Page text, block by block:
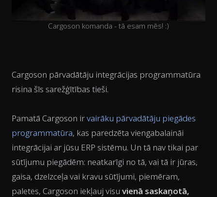
Cargoson komanda - tā esam mēs! :)
Cargoson pārvadātāju integrācijas programmatūra
risina šīs sarežģītības tieši.
Pamatā Cargoson irvairāku pārvadātāju piegādes
programmatūra, kas paredzēta viengabalaināi
integrācijai ar jūsu ERP sistēmu. Un tā nav tikai par
sūtījumu piegādēm: neatkarīgi no tā, vai tā ir jūras,
gaisa, dzelzceļa vai kravu sūtījumi, piemēram,
paletes, Cargoson iekļauj visu vienā saskaņotā,